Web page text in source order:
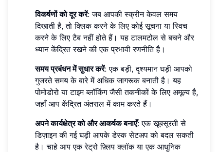
विकर्षणों को दूर करें: जब आपकी स्क्रीन केवल समय
दिखाती है, तो क्लिक करने के लिए कोई सूचना या स्विच
करने के लिए टैब नहीं होते हैं। यह टालमटोल से बचने और
ध्यान केंद्रित रखने की एक प्रभावी रणनीति है।
समय प्रबंधन में सुधार करें: एक बड़ी, दृश्यमान घड़ी आपको
गुजरते समय के बारे में अधिक जागरूक बनाती है। यह
पोमोडोरो या टाइम ब्लॉकिंग जैसी तकनीकों के लिए अमूल्य है,
जहाँ आप केंद्रित अंतराल में काम करते हैं।
अपने कार्यक्षेत्र को और आकर्षक बनाएँ: एक खूबसूरती से
डिज़ाइन की गई घड़ी आपके डेस्क सेटअप को बदल सकती
है। चाहे आप एक रेट्रो फ़्लिप क्लॉक या एक आधुनिक